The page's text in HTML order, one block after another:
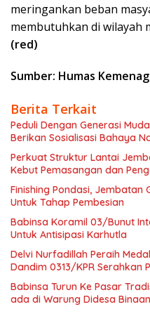
meringankan beban
membutuhkan di wilayah
(red)
Sumber: Humas Kemenag
Berita Terkait
Peduli Dengan Generasi
Berikan Sosialisasi Bahaya
Perkuat Struktur Lantai
Kebut Pemasangan dan
Finishing Pondasi, Jembatan
Untuk Tahap Pembesian
Babinsa Koramil 03/Bunut
Untuk Antisipasi Karhutla
Delvi Nurfadillah Peraih
Dandim 0313/KPR Serahkan
Babinsa Turun Ke Pasar
ada di Warung Didesa Binaan